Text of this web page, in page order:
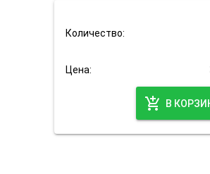
Количество:
Цена:
add_shopping_cart
В